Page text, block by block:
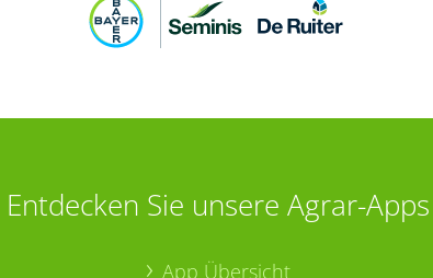
Entdecken Sie unsere Agrar-Apps
App Übersicht